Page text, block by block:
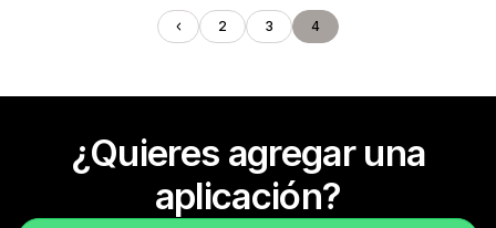
2 3 4
¿Quieres agregar una
aplicación?